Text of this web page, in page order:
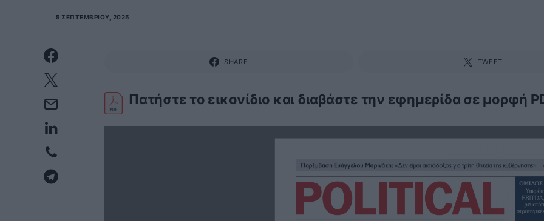
5 ΣΕΠΤΕΜΒΡΊΟΥ, 2025
SHARE TWEET
Πατήστε το εικονίδιο και διαβάστε την εφημερίδα σε μορφή